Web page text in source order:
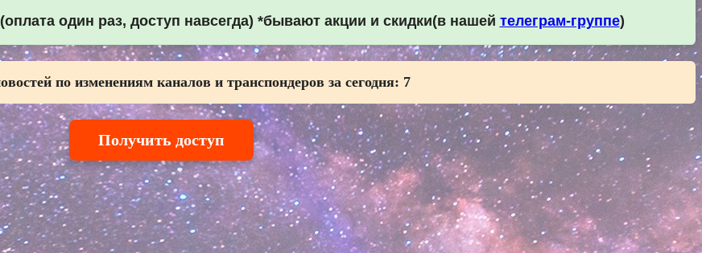
один раз, доступ навсегда) *бывают акции и скидки(в нашей телеграм-группе)
по изменениям каналов и транспондеров за сегодня: 7
Получить доступ